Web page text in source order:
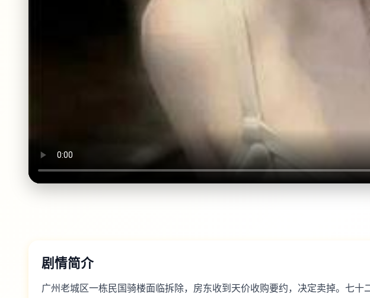
剧情简介
广州老城区一栋民国骑楼面临拆除，房东收到天价收购要约，决定卖掉。七